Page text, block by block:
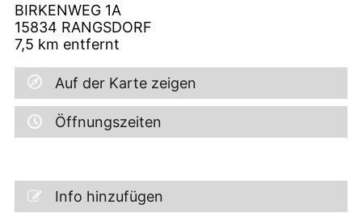
BIRKENWEG 1A
15834 RANGSDORF
7,5 km entfernt
Auf der Karte zeigen
Öffnungszeiten
Info hinzufügen